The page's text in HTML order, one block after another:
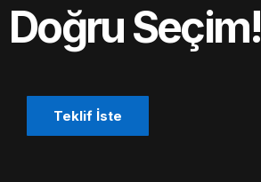
Doğru Seçim!
Teklif İste